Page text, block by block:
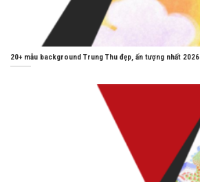
20+ mẫu background Trung Thu đẹp, ấn tượng nhất 2026